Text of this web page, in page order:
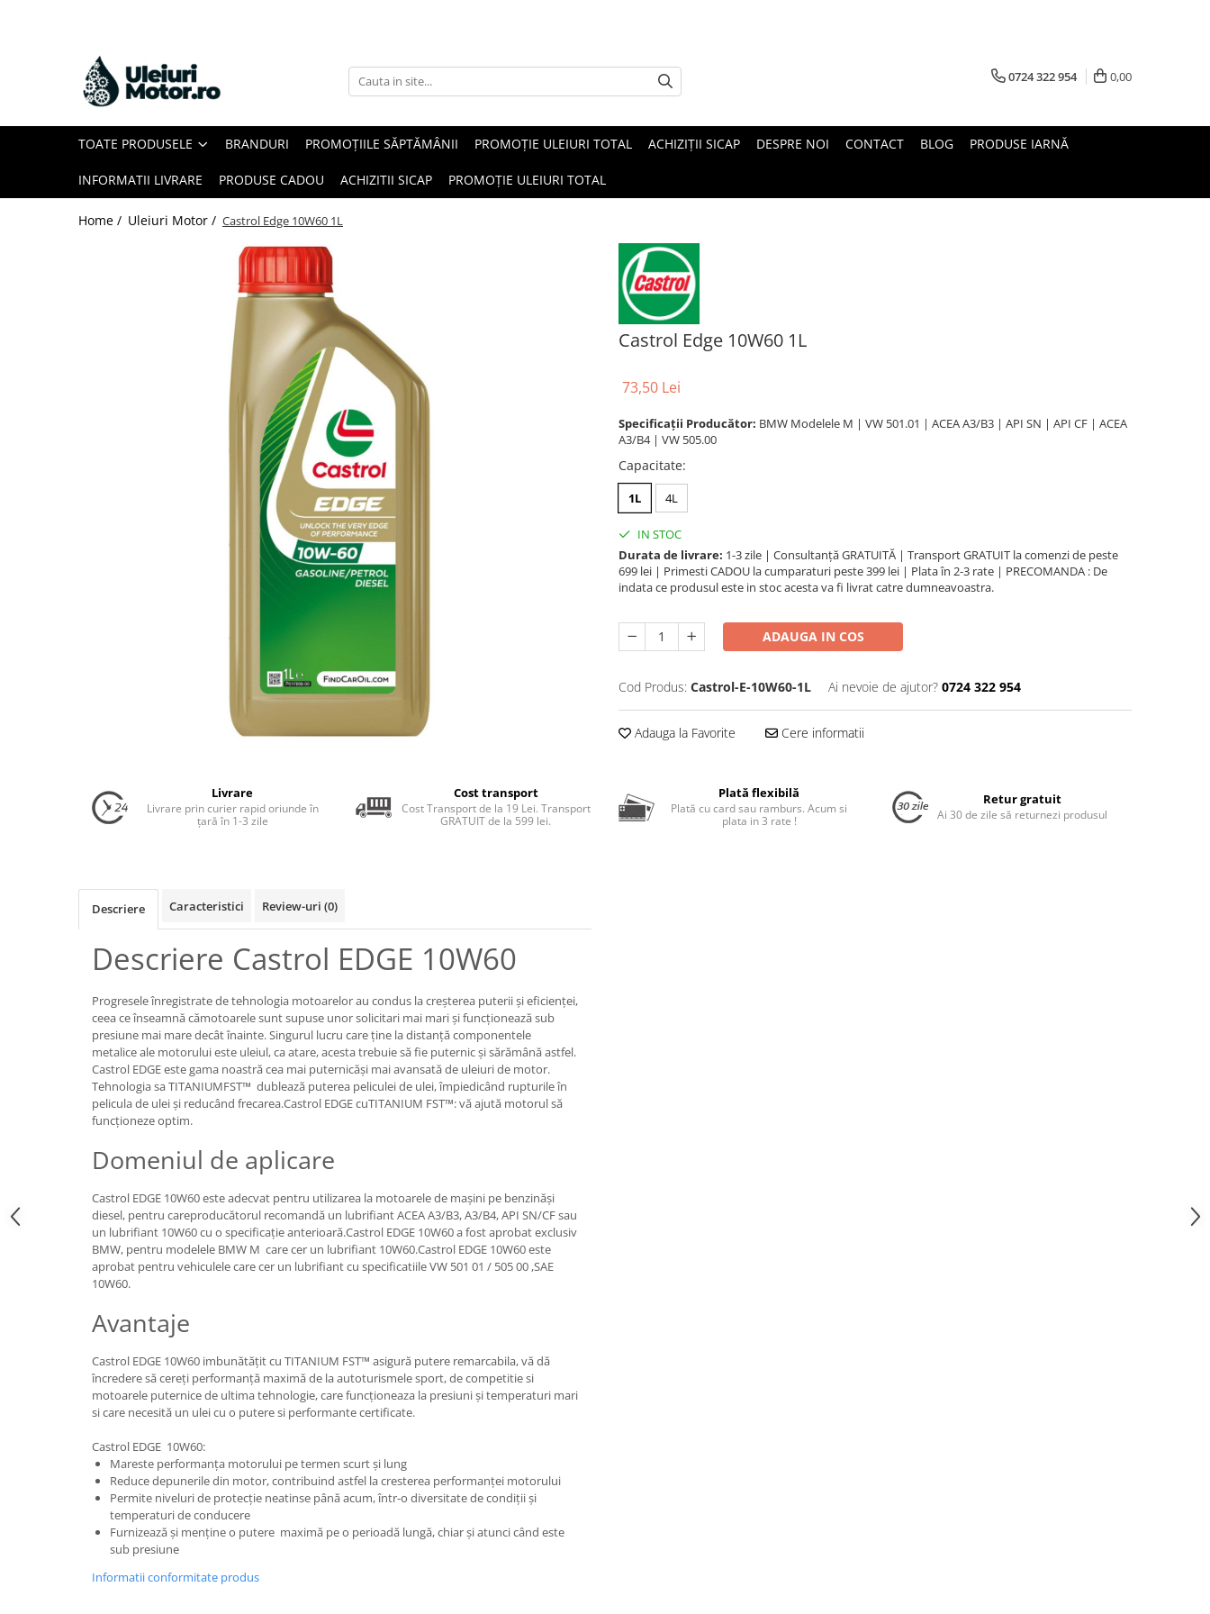
Toate Produsele
Uleiuri Motor
Uleiuri Motor Camioane
Uleiuri Motor Motociclete
Uleiuri Motor Utilaje Agricole
Lichide Frână Autoturisme
Lichide Frână Motociclete
Lichide Suspensie
Lichide Suspensie Motociclete
Lichide Întreținere
Lichide Întreținere Autoturisme
Lichide Întreținere Camioane
Lichide Întreținere Motociclete
Lichide Întreținere Utilaje
Lubrifianți Industriali
Produse Întreținere
Accesorii Auto
Covorase Auto
Produse Iarnă
Intretinere & cosmetica auto
0724 322 954 0,00
TOATE PRODUSELE BRANDURI PROMOȚIILE SĂPTĂMÂNII PROMOȚIE ULEIURI TOTAL ACHIZIȚII SICAP DESPRE NOI CONTACT BLOG PRODUSE IARNĂ
INFORMATII LIVRARE PRODUSE CADOU ACHIZITII SICAP PROMOȚIE ULEIURI TOTAL
Home / Uleiuri Motor / Castrol Edge 10W60 1L
Castrol Edge 10W60 1L
73,50 Lei
Specificații Producător: BMW Modelele M | VW 501.01 | ACEA A3/B3 | API SN | API CF | ACEA
A3/B4 | VW 505.00
Capacitate:
1L 4L
IN STOC
Durata de livrare: 1-3 zile | Consultanță GRATUITĂ | Transport GRATUIT la comenzi de peste
699 lei | Primesti CADOU la cumparaturi peste 399 lei | Plata în 2-3 rate | PRECOMANDA : De
indata ce produsul este in stoc acesta va fi livrat catre dumneavoastra.
ADAUGA IN COS
Cod Produs: Castrol-E-10W60-1L Ai nevoie de ajutor? 0724 322 954
Adauga la Favorite Cere informatii
Livrare
Livrare prin curier rapid oriunde în
țară în 1-3 zile
Cost transport
Cost Transport de la 19 Lei. Transport
GRATUIT de la 599 lei.
Plată flexibilă
Plată cu card sau ramburs. Acum si
plata in 3 rate !
Retur gratuit
Ai 30 de zile să returnezi produsul
Descriere Caracteristici Review-uri (0)
Descriere Castrol EDGE 10W60
Progresele înregistrate de tehnologia motoarelor au condus la creşterea puterii şi eficienţei,
ceea ce înseamnă cămotoarele sunt supuse unor solicitari mai mari şi funcţionează sub
presiune mai mare decât înainte. Singurul lucru care ţine la distanţă componentele
metalice ale motorului este uleiul, ca atare, acesta trebuie să fie puternic şi sărămână astfel.
Castrol EDGE este gama noastră cea mai puternicăşi mai avansată de uleiuri de motor.
Tehnologia sa TITANIUMFST™ dublează puterea peliculei de ulei, împiedicând rupturile în
pelicula de ulei şi reducând frecarea.Castrol EDGE cuTITANIUM FST™: vă ajută motorul să
funcţioneze optim.
Domeniul de aplicare
Castrol EDGE 10W60 este adecvat pentru utilizarea la motoarele de maşini pe benzinăşi
diesel, pentru careproducătorul recomandă un lubrifiant ACEA A3/B3, A3/B4, API SN/CF sau
un lubrifiant 10W60 cu o specificaţie anterioară.Castrol EDGE 10W60 a fost aprobat exclusiv
BMW, pentru modelele BMW M care cer un lubrifiant 10W60.Castrol EDGE 10W60 este
aprobat pentru vehiculele care cer un lubrifiant cu specificatiile VW 501 01 / 505 00 ,SAE
10W60.
Avantaje
Castrol EDGE 10W60 imbunătăţit cu TITANIUM FST™ asigură putere remarcabila, vă dă
încredere să cereţi performanţă maximă de la autoturismele sport, de competitie si
motoarele puternice de ultima tehnologie, care funcţioneaza la presiuni şi temperaturi mari
si care necesită un ulei cu o putere si performante certificate.
Castrol EDGE 10W60:
Mareste performanţa motorului pe termen scurt şi lung
Reduce depunerile din motor, contribuind astfel la cresterea performanţei motorului
Permite niveluri de protecţie neatinse până acum, într-o diversitate de condiţii şi
temperaturi de conducere
Furnizează şi menţine o putere maximă pe o perioadă lungă, chiar şi atunci când este
sub presiune
Informatii conformitate produs